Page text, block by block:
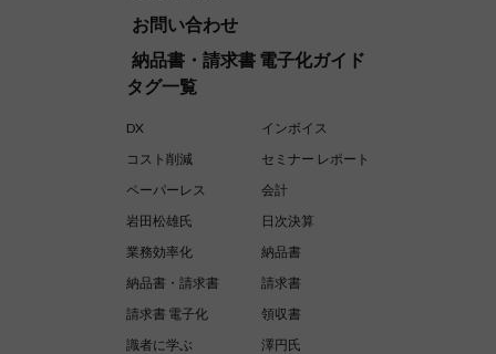
お問い合わせ
納品書・請求書 電子化ガイド
タグ一覧
DX
インボイス
コスト削減
セミナー レポート
ペーパーレス
会計
岩田松雄氏
日次決算
業務効率化
納品書
納品書・請求書
請求書
請求書 電子化
領収書
識者に学ぶ
澤円氏